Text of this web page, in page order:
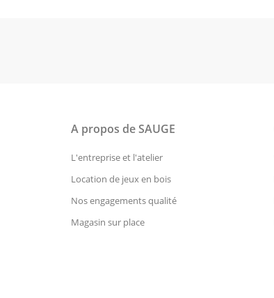
A propos de SAUGE
L'entreprise et l'atelier
Location de jeux en bois
Nos engagements qualité
Magasin sur place